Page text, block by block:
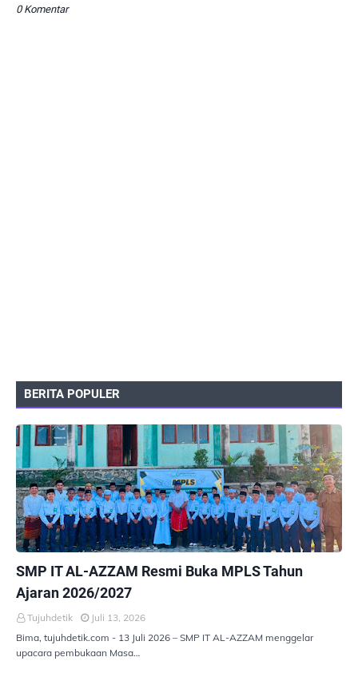
0 Komentar
BERITA POPULER
SMP IT AL-AZZAM Resmi Buka MPLS Tahun
Ajaran 2026/2027
Tujuhdetik
Juli 13, 2026
Bima, tujuhdetik.com - 13 Juli 2026 – SMP IT AL-AZZAM menggelar
upacara pembukaan Masa…